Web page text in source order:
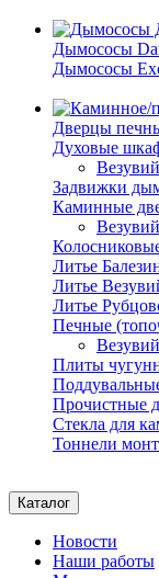
Дымососы
Дымососы
Дверцы
Духовые
Везувий
Задвижки
Каминные
Везувий
Литье
Литье
Литье
Печные
Везувий
Плиты
Прочистные
Стекла для
Тоннели
Каталог
Новости
Наши работы